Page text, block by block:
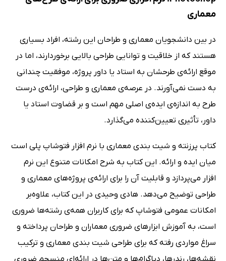
معماری
در بین دانشجویان معماری و طراحان این رشته، افراد بسیاری
هستند که از خلاقیت و توانایی طراحی بالایی برخوردارند، اما در
موقع ارائه‌ی طرحشان به استاد یا داور پروژه، موفقیت چندانی
به دست نمی‌آورند. در عرصه‌ی معماری و طراحی، ارائه‌ی درست
طرح به اندازه‌ی ایده‌ی اصلی مهم است و بر قضاوت استاد یا
داور، تأثیری تعیین‌کننده می‌گذارد.
کتاب پرزنته و شیت بندی معماری با نرم افزار فتوشاپ پلی است
میان ایده و ارائه. این کتاب به شرح امکانات متنوع این نرم
افزار می‌پردازد و قابلیت آن را برای ارائه‌ی پروژه‌های معماری و
طراحی توضیح می‌دهد. هادی وحیدی در این کتاب، علاوه‌بر
امکانات عمومی فتوشاپ که برای کاربران همه‌ی رشته‌ها ضروری
است، به آموزش ابزارهای ضروری معماران و طراحان پرداخته و
سراغ مواردی رفته که برای طراحی شیت بندی معماری و ترکیب